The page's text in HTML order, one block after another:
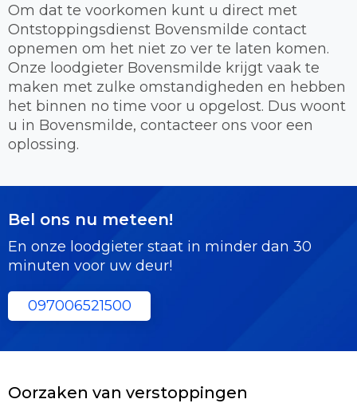
Om dat te voorkomen kunt u direct met
Ontstoppingsdienst Bovensmilde contact
opnemen om het niet zo ver te laten komen.
Onze loodgieter Bovensmilde krijgt vaak te
maken met zulke omstandigheden en hebben
het binnen no time voor u opgelost. Dus woont
u in Bovensmilde, contacteer ons voor een
oplossing.
Bel ons nu meteen!
En onze loodgieter staat in minder dan 30
minuten voor uw deur!
097006521500
Oorzaken van verstoppingen